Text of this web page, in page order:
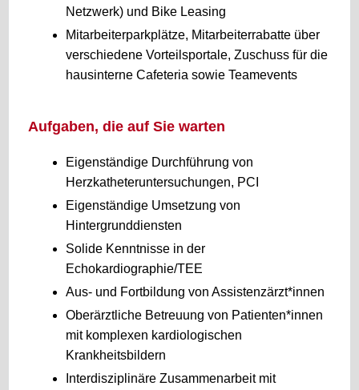
Netzwerk) und Bike Leasing
Mitarbeiterparkplätze, Mitarbeiterrabatte über
verschiedene Vorteilsportale, Zuschuss für die
hausinterne Cafeteria sowie Teamevents
Aufgaben, die auf Sie warten
Eigenständige Durchführung von
Herzkatheteruntersuchungen, PCI
Eigenständige Umsetzung von
Hintergrunddiensten
Solide Kenntnisse in der
Echokardiographie/TEE
Aus- und Fortbildung von Assistenzärzt*innen
Oberärztliche Betreuung von Patienten*innen
mit komplexen kardiologischen
Krankheitsbildern
Interdisziplinäre Zusammenarbeit mit